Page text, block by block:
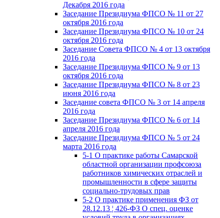
Декабря 2016 года
Заседание Президиума ФПСО № 11 от 27
октября 2016 года
Заседание Президиума ФПСО № 10 от 24
октября 2016 года
Заседание Совета ФПСО № 4 от 13 октября
2016 года
Заседание Президиума ФПСО № 9 от 13
октября 2016 года
Заседание Президиума ФПСО № 8 от 23
июня 2016 года
Заседание совета ФПСО № 3 от 14 апреля
2016 года
Заседание Президиума ФПСО № 6 от 14
апреля 2016 года
Заседание Президиума ФПСО № 5 от 24
марта 2016 года
5-1 О практике работы Самарской
областной организации профсоюза
работников химических отраслей и
промышленности в сфере защиты
социально-трудовых прав
5-2 О практике применения ФЗ от
28.12.13 ¦ 426-ФЗ О спец. оценке